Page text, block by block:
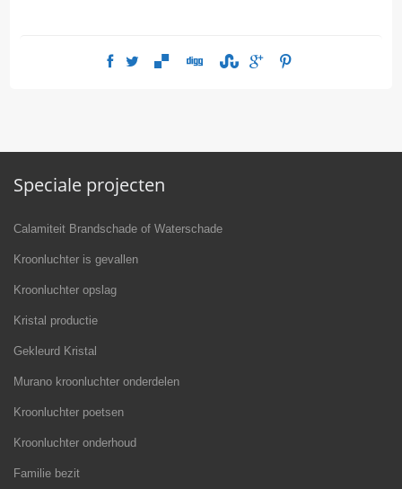
Speciale projecten
Calamiteit Brandschade of Waterschade
Kroonluchter is gevallen
Kroonluchter opslag
Kristal productie
Gekleurd Kristal
Murano kroonluchter onderdelen
Kroonluchter poetsen
Kroonluchter onderhoud
Familie bezit